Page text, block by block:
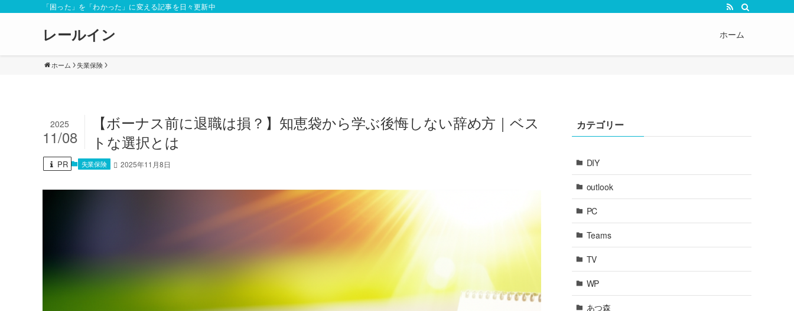
「困った」を「わかった」に変える記事を日々更新中
レールイン ホーム
ホーム 失業保険
【ボーナス前に退職は損？】知恵袋から学ぶ後悔しない辞め方｜ベス
トな選択とは
2025
11/08
PR 失業保険 2025年11月8日
カテゴリー
DIY
outlook
PC
Teams
TV
WP
あつ森